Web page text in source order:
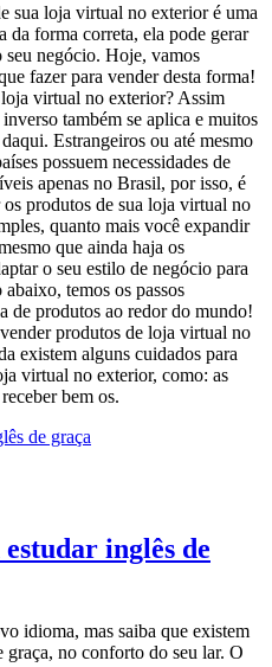
sua loja virtual no exterior é uma
da forma correta, ela pode gerar
seu negócio. Hoje, vamos
fazer para vender desta forma!
virtual no exterior? Assim
também se aplica e muitos
Estrangeiros ou até mesmo
possuem necessidades de
apenas no Brasil, por isso, é
produtos de sua loja virtual no
quanto mais você expandir
que ainda haja os
o seu estilo de negócio para
temos os passos
de produtos ao redor do mundo!
produtos de loja virtual no
existem alguns cuidados para
virtual no exterior, como: as
bem os.
inglês de
idioma, mas saiba que existem
graça, no conforto do seu lar. O